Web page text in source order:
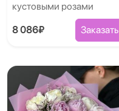
кустовыми розами
8 086₽ Заказать